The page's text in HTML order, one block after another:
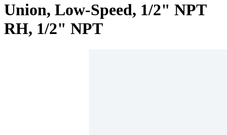
Union, Low-Speed, 1/2" NPT
RH, 1/2" NPT